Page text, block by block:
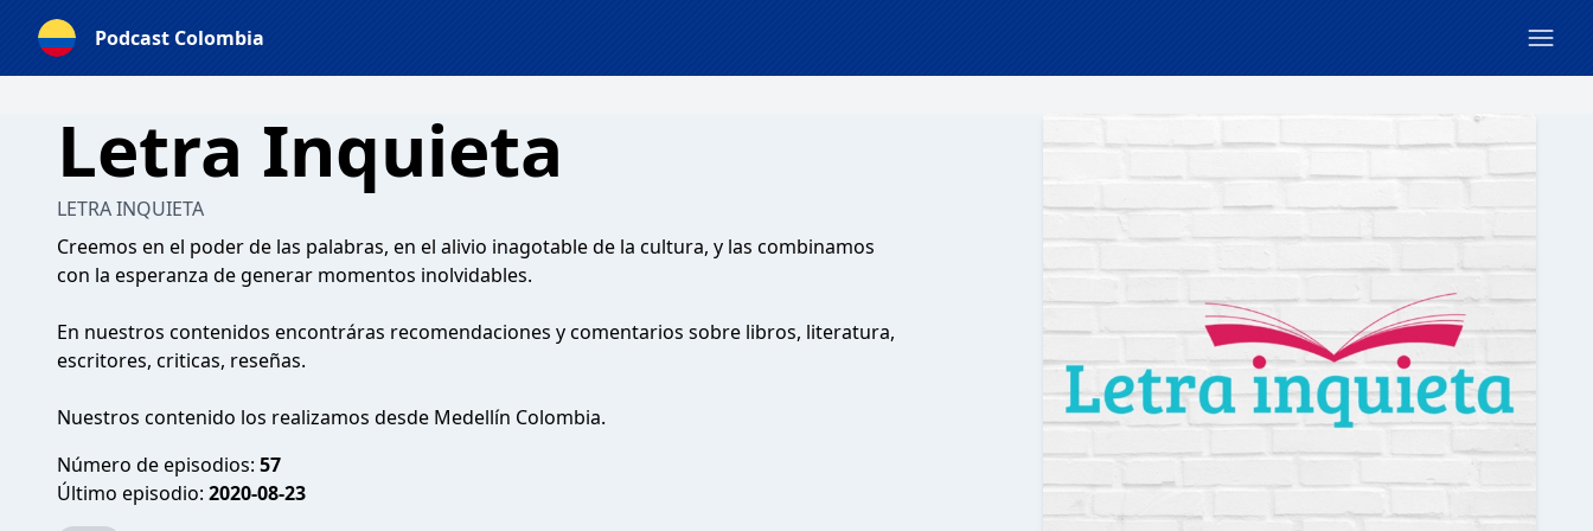
Podcast Colombia
Letra Inquieta
LETRA INQUIETA
Creemos en el poder de las palabras, en el alivio inagotable de la cultura, y las combinamos
con la esperanza de generar momentos inolvidables.
En nuestros contenidos encontráras recomendaciones y comentarios sobre libros, literatura,
escritores, criticas, reseñas.
Nuestros contenido los realizamos desde Medellín Colombia.
Número de episodios: 57
Último episodio: 2020-08-23